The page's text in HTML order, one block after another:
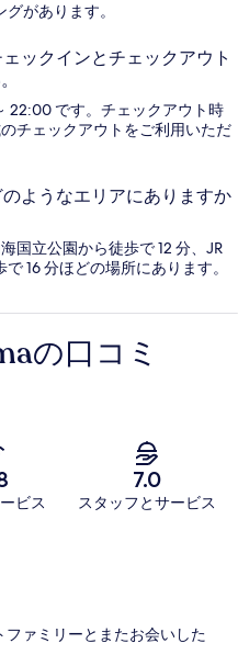
があります。
ックインとチェックアウト
22:00 です。チェックアウト時
チェックアウトをご利用いただ
ようなエリアにありますか
国立公園から徒歩で 12 分、JR
16 分ほどの場所にあります。
の口コミ
ビス
7.0
スタッフとサービス
ァミリーとまたお会いした